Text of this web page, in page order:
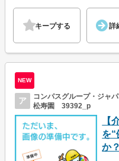
キープする 詳
NEW
ア
コンパスグループ・ジャ
松寿園 39392_p
【
を“
か？